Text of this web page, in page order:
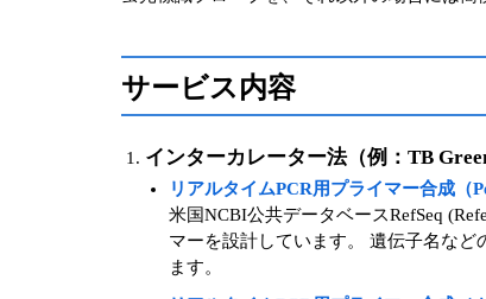
サービス内容
インターカレーター法（例：TB
リアルタイムPCR用プライマー合成（
米国NCBI公共データベースRefSeq
マーを設計しています。 遺伝子名など
ます。